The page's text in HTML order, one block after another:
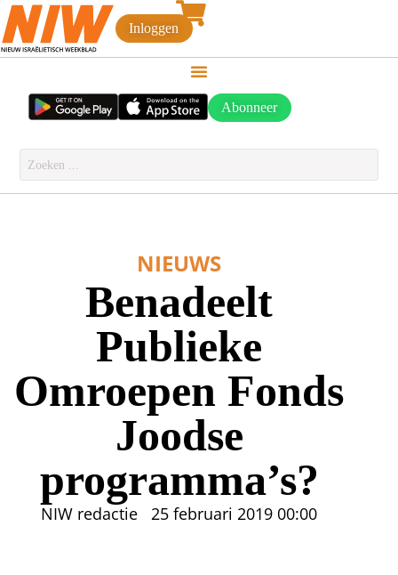
Inloggen
Abonneer
NIEUWS
Benadeelt
Publieke
Omroepen Fonds
Joodse
programma’s?
NIW redactie 25 februari 2019 00:00